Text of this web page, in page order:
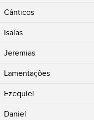
Cânticos
Isaías
Jeremias
Lamentações
Ezequiel
Daniel